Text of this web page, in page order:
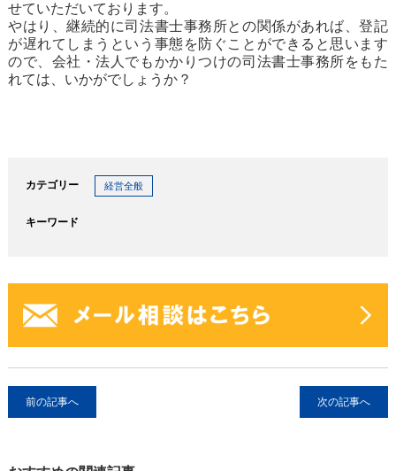
せていただいております。
やはり、継続的に司法書士事務所との関係があれば、登記
が遅れてしまうという事態を防ぐことができると思います
ので、会社・法人でもかかりつけの司法書士事務所をもた
れては、いかがでしょうか？
カテゴリー 経営全般
キーワード
前の記事へ 次の記事へ